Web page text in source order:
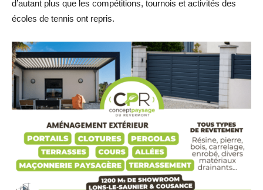
d’autant plus que les compétitions, tournois et activités des
écoles de tennis ont repris.